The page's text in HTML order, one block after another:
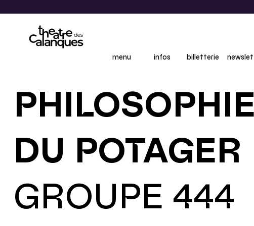
menu infos billetterie
DU POTAGER
GROUPE 444